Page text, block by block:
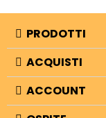
PRODOTTI
ACQUISTI
ACCOUNT